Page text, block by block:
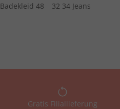
Badekleid 48
32 34 Jeans
Gratis Filiallieferung